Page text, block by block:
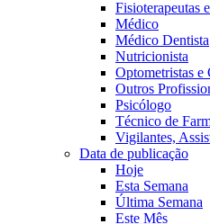
Fisioterapeutas
Médico
Médico Dentista
Nutricionista
Optometristas e
Outros
Psicólogo
Técnico de
Vigilantes,
Data de publicação
Hoje
Esta Semana
Última Semana
Este Mês